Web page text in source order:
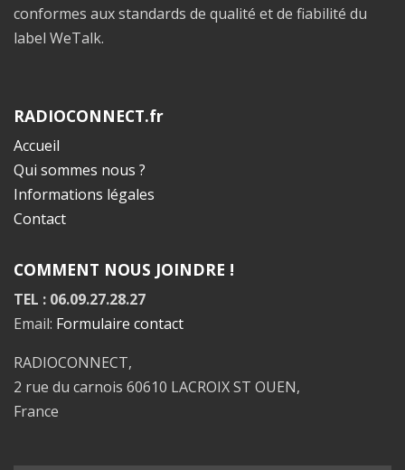
conformes aux standards de qualité et de fiabilité du
label WeTalk.
RADIOCONNECT.fr
Accueil
Qui sommes nous ?
Informations légales
Contact
COMMENT NOUS JOINDRE !
TEL : 06.09.27.28.27
Email: Formulaire contact
RADIOCONNECT,
2 rue du carnois 60610 LACROIX ST OUEN,
France